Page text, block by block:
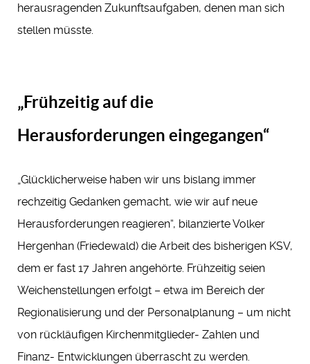
herausragenden Zukunftsaufgaben, denen man sich
stellen müsste.
„Frühzeitig auf die
Herausforderungen eingegangen“
„Glücklicherweise haben wir uns bislang immer
rechzeitig Gedanken gemacht, wie wir auf neue
Herausforderungen reagieren“, bilanzierte Volker
Hergenhan (Friedewald) die Arbeit des bisherigen KSV,
dem er fast 17 Jahren angehörte. Frühzeitig seien
Weichenstellungen erfolgt – etwa im Bereich der
Regionalisierung und der Personalplanung – um nicht
von rückläufigen Kirchenmitglieder- Zahlen und
Finanz- Entwicklungen überrascht zu werden.